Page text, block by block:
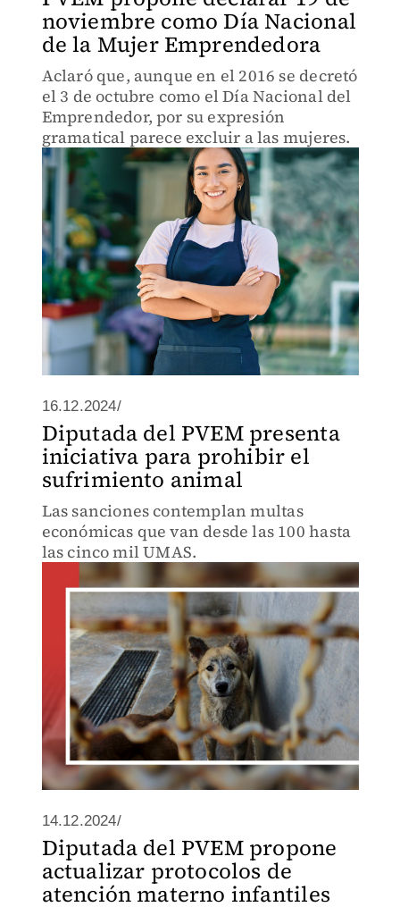
noviembre como Día Nacional
de la Mujer Emprendedora
Aclaró que, aunque en el 2016 se decretó
el 3 de octubre como el Día Nacional del
Emprendedor, por su expresión
gramatical parece excluir a las mujeres.
16.12.2024/
Diputada del PVEM presenta
iniciativa para prohibir el
sufrimiento animal
Las sanciones contemplan multas
económicas que van desde las 100 hasta
las cinco mil UMAS.
14.12.2024/
Diputada del PVEM propone
actualizar protocolos de
atención materno infantiles